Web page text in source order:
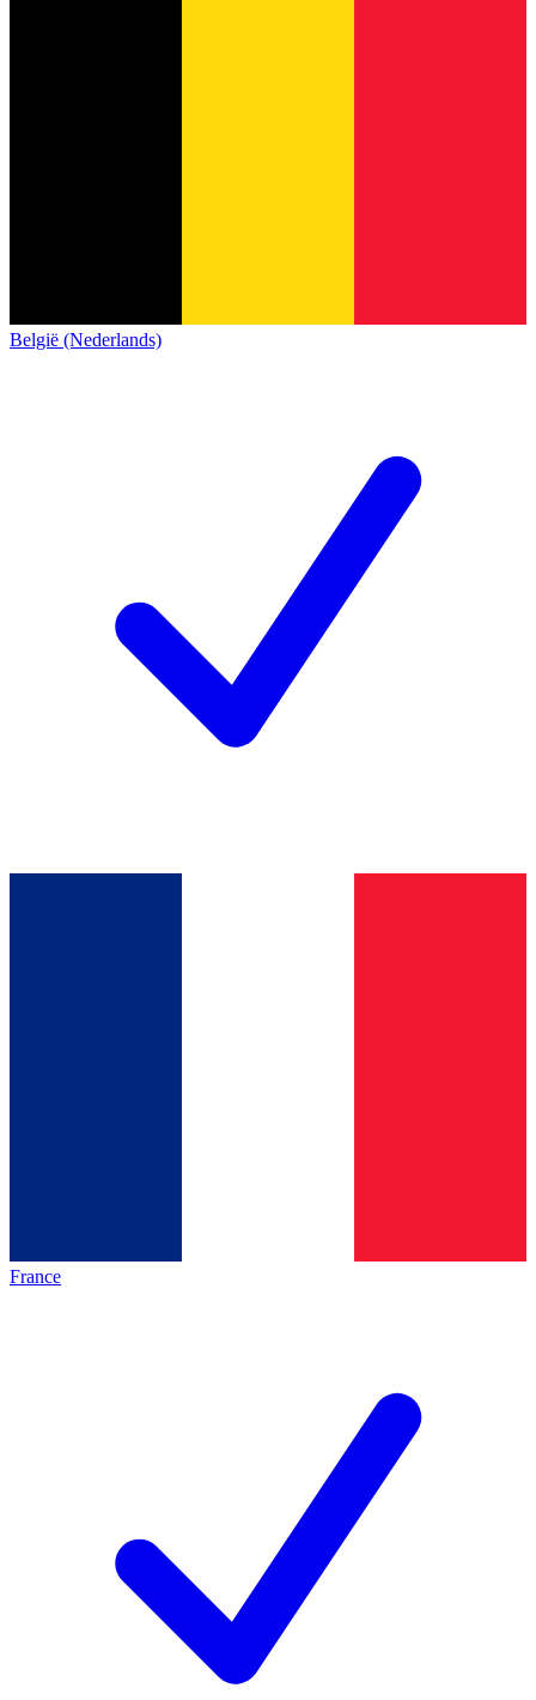
België (Nederlands)
France